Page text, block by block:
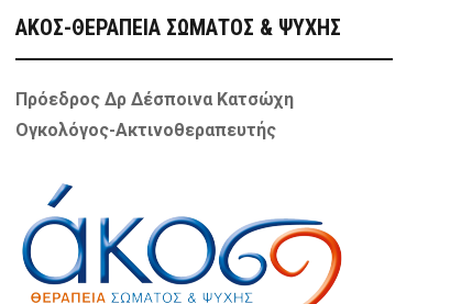
ΑΚΟΣ-ΘΕΡΑΠΕΙΑ ΣΩΜΑΤΟΣ & ΨΥΧΗΣ
Πρόεδρος Δρ Δέσποινα Κατσώχη
Ογκολόγος-Ακτινοθεραπευτής